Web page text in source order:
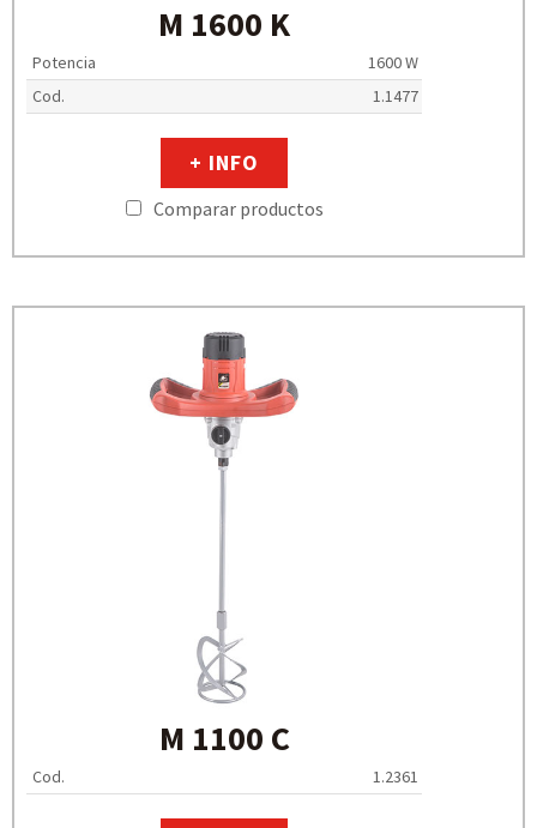
M 1600 K
Potencia
1600 W
Cod.
1.1477
+ INFO
Comparar productos
M 1100 C
Cod. 1.2361